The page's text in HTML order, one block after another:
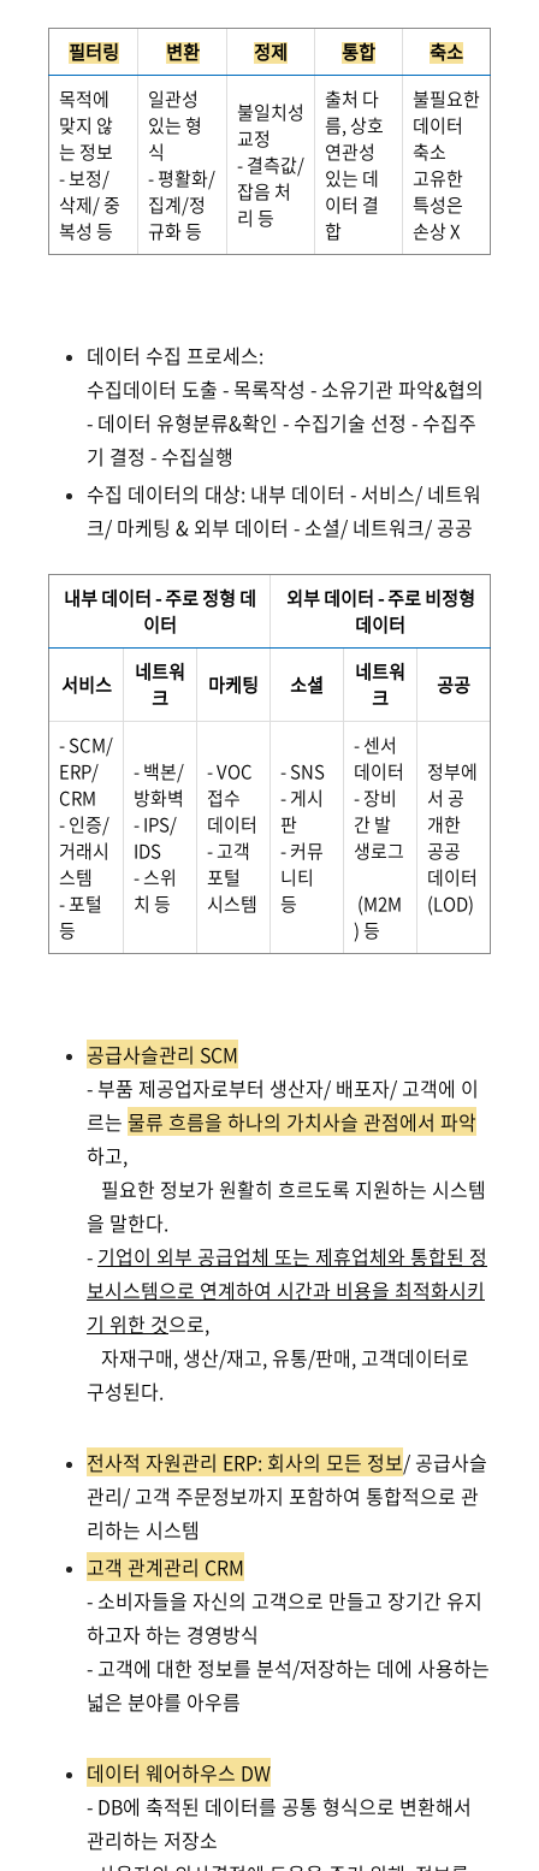
필터링 변환 정제 통합
축소
목적에
맞지 않
는 정보
- 보정/
삭제/ 중
복성 등
일관성
있는 형
식
- 평활화/
집계/정
규화 등
불일치성
교정
- 결측값/
잡음 처
리 등
출처 다
름, 상호
연관성
있는 데
이터 결
합
불필요한
데이터
축소
고유한
특성은
손상 X
데이터 수집 프로세스:
수집데이터 도출 - 목록작성 - 소유기관 파악&협의
- 데이터 유형분류&확인 - 수집기술 선정 - 수집주
기 결정 - 수집실행
수집 데이터의 대상: 내부 데이터 - 서비스/ 네트워
크/ 마케팅 & 외부 데이터 - 소셜/ 네트워크/ 공공
내부 데이터 - 주로 정형 데
이터
외부 데이터 - 주로 비정형
데이터
서비스
네트워
크
마케팅 소셜
네트워
크
공공
- SCM/
ERP/
CRM
- 인증/
거래시
스템
- 포털
등
- 백본/
방화벽
- IPS/
IDS
- 스위
치 등
- VOC
접수
데이터
- 고객
포털
시스템
- SNS
- 게시
판
- 커뮤
니티
등
- 센서
데이터
- 장비
간 발
생로그
(M2M
) 등
정부에
서 공
개한
공공
데이터
(LOD)
공급사슬관리 SCM
- 부품 제공업자로부터 생산자/ 배포자/ 고객에 이
르는 물류 흐름을 하나의 가치사슬 관점에서 파악
하고,
필요한 정보가 원활히 흐르도록 지원하는 시스템
을 말한다.
- 기업이 외부 공급업체 또는 제휴업체와 통합된 정
보시스템으로 연계하여 시간과 비용을 최적화시키
기 위한 것으로,
자재구매, 생산/재고, 유통/판매, 고객데이터로
구성된다.
전사적 자원관리 ERP: 회사의 모든 정보/ 공급사슬
관리/ 고객 주문정보까지 포함하여 통합적으로 관
리하는 시스템
고객 관계관리 CRM
- 소비자들을 자신의 고객으로 만들고 장기간 유지
하고자 하는 경영방식
- 고객에 대한 정보를 분석/저장하는 데에 사용하는
넓은 분야를 아우름
데이터 웨어하우스 DW
- DB에 축적된 데이터를 공통 형식으로 변환해서
관리하는 저장소